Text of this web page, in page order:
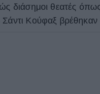
διάσημοι θεατές
Κούφαξ βρέθηκαν